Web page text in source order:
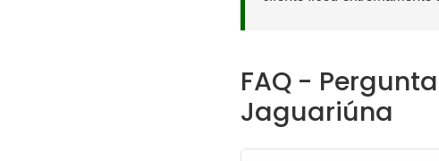
FAQ -
Jaguariúna